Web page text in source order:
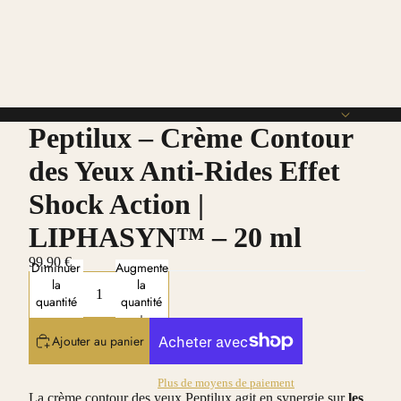
Peptilux – Crème Contour
des Yeux Anti-Rides Effet
Shock Action |
LIPHASYN™ – 20 ml
99,90 €
Diminuer
la
quantité
Augmenter
la
quantité
Ajouter au panier
Plus de moyens de paiement